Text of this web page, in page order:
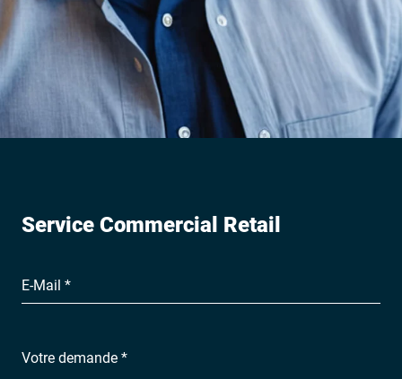
Service Commercial Retail
E-Mail *
Votre demande *